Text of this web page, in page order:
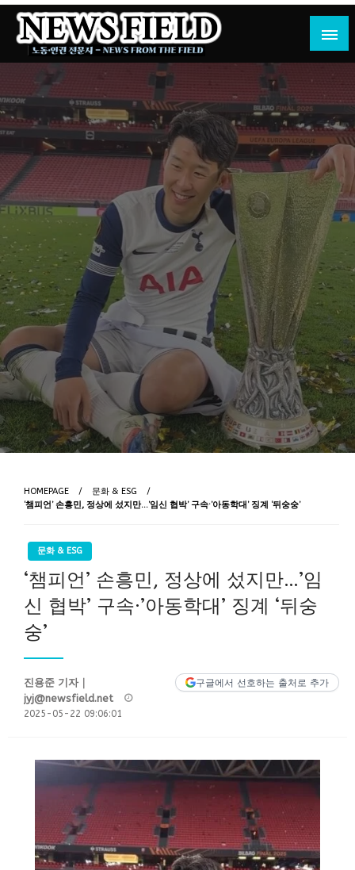
Skip
content
뉴스필드
노동·인권 전문지
HOMEPAGE
문화 & ESG
‘챔피언’ 손흥민, 정상에 섰지만…’임신 협박’ 구속·’아동학대’ 징계 ‘뒤숭숭’
문화 & ESG
‘챔피언’ 손흥민, 정상에 섰지만…’임
신 협박’ 구속·’아동학대’ 징계 ‘뒤숭
숭’
구글에서 선호하는 출처로 추가
진용준 기자｜
jyj@newsfield.net
2025-05-22 09:06:01